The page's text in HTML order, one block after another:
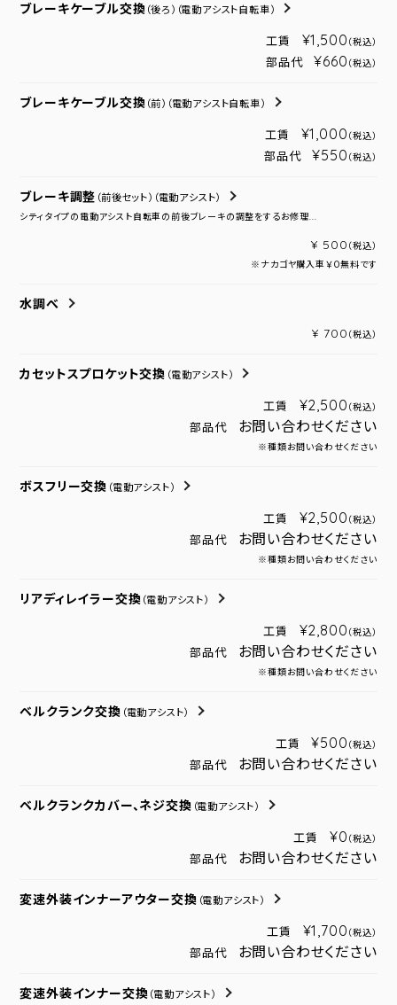
ブレーキケーブル交換 （後ろ） （電動アシスト自転車）
工賃 ¥1,500 （税込）
部品代 ¥660 （税込）
ブレーキケーブル交換 （前） （電動アシスト自転車）
工賃 ¥1,000 （税込）
部品代 ¥550 （税込）
ブレーキ調整 （前後セット） （電動アシスト）
シティタイプの電動アシスト自転車の前後ブレーキの調整をするお修理...
¥ 500 （税込）
※ナカゴヤ購入車￥０無料です
水調べ
¥ 700 （税込）
カセットスプロケット交換 （電動アシスト）
工賃 ¥2,500 （税込）
部品代 お問い合わせください
※種類お問い合わせください
ボスフリー交換 （電動アシスト）
工賃 ¥2,500 （税込）
部品代 お問い合わせください
※種類お問い合わせください
リアディレイラー交換 （電動アシスト）
工賃 ¥2,800 （税込）
部品代 お問い合わせください
※種類お問い合わせください
ベルクランク交換 （電動アシスト）
工賃 ¥500 （税込）
部品代 お問い合わせください
ベルクランクカバー、ネジ交換 （電動アシスト）
工賃 ¥0 （税込）
部品代 お問い合わせください
変速外装インナーアウター交換 （電動アシスト）
工賃 ¥1,700 （税込）
部品代 お問い合わせください
変速外装インナー交換 （電動アシスト）